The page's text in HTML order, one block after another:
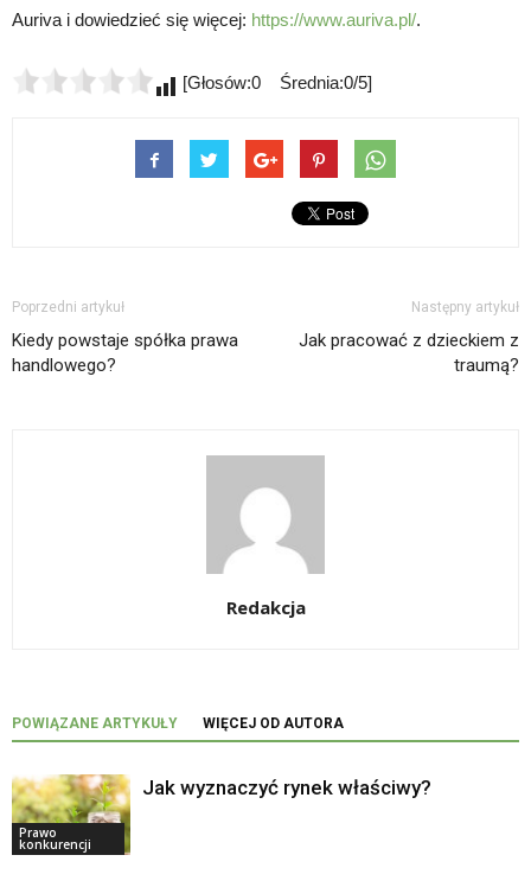
Auriva i dowiedzieć się więcej: https://www.auriva.pl/.
[Głosów:0 Średnia:0/5]
Poprzedni artykuł
Kiedy powstaje spółka prawa
handlowego?
Następny artykuł
Jak pracować z dzieckiem z
traumą?
Redakcja
POWIĄZANE ARTYKUŁY WIĘCEJ OD AUTORA
Prawo
konkurencji
Jak wyznaczyć rynek właściwy?